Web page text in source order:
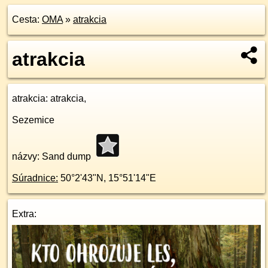
Cesta: OMA» atrakcia
atrakcia
atrakcia: atrakcia,
Sezemice
názvy: Sand dump
Súradnice: 50°2'43"N , 15°51'14"E
Extra: